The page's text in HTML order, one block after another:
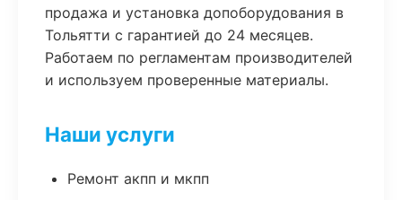
продажа и установка допоборудования в
Тольятти с гарантией до 24 месяцев.
Работаем по регламентам производителей
и используем проверенные материалы.
Наши услуги
Ремонт акпп и мкпп